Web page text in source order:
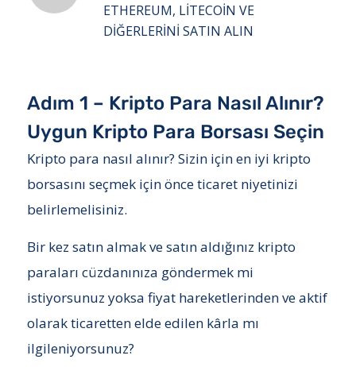
ETHEREUM, LITECOIN VE
DIĞERLERINI SATIN ALIN
Adım 1 – Kripto Para Nasıl Alınır?
Uygun Kripto Para Borsası Seçin
Kripto para nasıl alınır? Sizin için en iyi kripto
borsasını seçmek için önce ticaret niyetinizi
belirlemelisiniz.
Bir kez satın almak ve satın aldığınız kripto
paraları cüzdanınıza göndermek mi
istiyorsunuz yoksa fiyat hareketlerinden ve aktif
olarak ticaretten elde edilen kârla mı
ilgileniyorsunuz?